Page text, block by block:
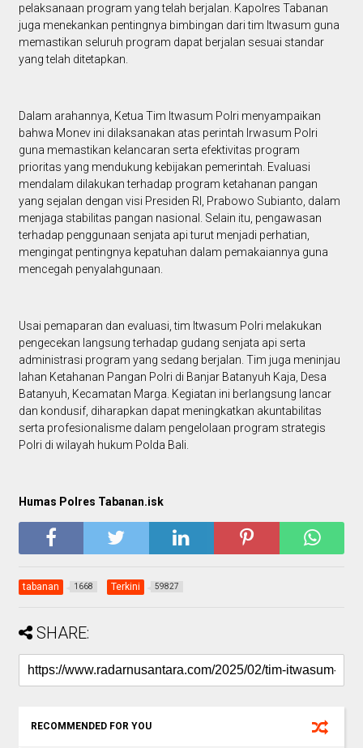
pelaksanaan program yang telah berjalan. Kapolres Tabanan
juga menekankan pentingnya bimbingan dari tim Itwasum guna
memastikan seluruh program dapat berjalan sesuai standar
yang telah ditetapkan.
Dalam arahannya, Ketua Tim Itwasum Polri menyampaikan
bahwa Monev ini dilaksanakan atas perintah Irwasum Polri
guna memastikan kelancaran serta efektivitas program
prioritas yang mendukung kebijakan pemerintah. Evaluasi
mendalam dilakukan terhadap program ketahanan pangan
yang sejalan dengan visi Presiden RI, Prabowo Subianto, dalam
menjaga stabilitas pangan nasional. Selain itu, pengawasan
terhadap penggunaan senjata api turut menjadi perhatian,
mengingat pentingnya kepatuhan dalam pemakaiannya guna
mencegah penyalahgunaan.
Usai pemaparan dan evaluasi, tim Itwasum Polri melakukan
pengecekan langsung terhadap gudang senjata api serta
administrasi program yang sedang berjalan. Tim juga meninjau
lahan Ketahanan Pangan Polri di Banjar Batanyuh Kaja, Desa
Batanyuh, Kecamatan Marga. Kegiatan ini berlangsung lancar
dan kondusif, diharapkan dapat meningkatkan akuntabilitas
serta profesionalisme dalam pengelolaan program strategis
Polri di wilayah hukum Polda Bali.
Humas Polres Tabanan.isk
tabanan 1668 Terkini 59827
SHARE:
RECOMMENDED FOR YOU